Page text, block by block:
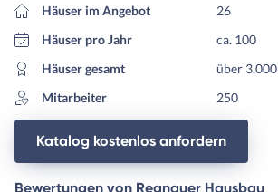
Häuser im Angebot
26
Häuser pro Jahr
ca. 100
Häuser gesamt
über 3.000
Mitarbeiter
250
Katalog kostenlos anfordern
Bewertungen von Regnauer Hausbau